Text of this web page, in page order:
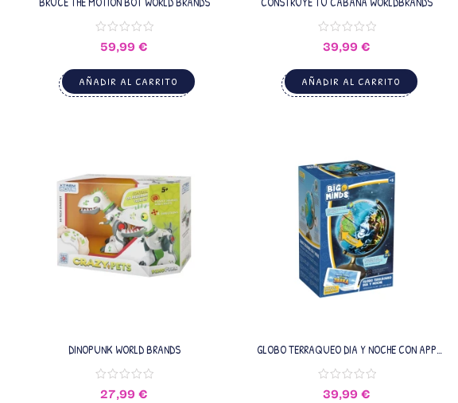
59,99 €
AÑADIR AL CARRITO
39,99 €
AÑADIR AL CARRITO
DINOPUNK WORLD BRANDS
27,99 €
GLOBO TERRAQUEO DIA Y NOCHE CON APP
39,99 €